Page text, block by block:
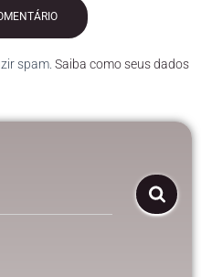
spam. Saiba como seus dados